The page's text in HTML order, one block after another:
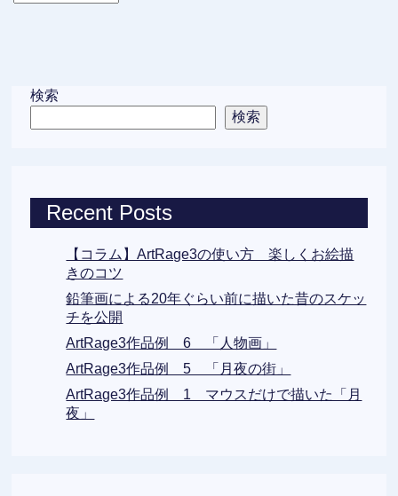
検索
検索
Recent Posts
【コラム】ArtRage3の使い方 楽しくお絵描
きのコツ
鉛筆画による20年ぐらい前に描いた昔のスケッ
チを公開
ArtRage3作品例 6 「人物画」
ArtRage3作品例 5 「月夜の街」
ArtRage3作品例 1 マウスだけで描いた「月
夜」